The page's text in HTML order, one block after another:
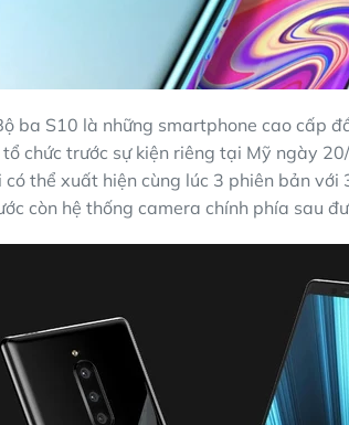
ba S10 là những smartphone cao cấp
chức trước sự kiện riêng tại Mỹ ngày
có thể xuất hiện cùng lúc 3 phiên bản
còn hệ thống camera chính phía sau